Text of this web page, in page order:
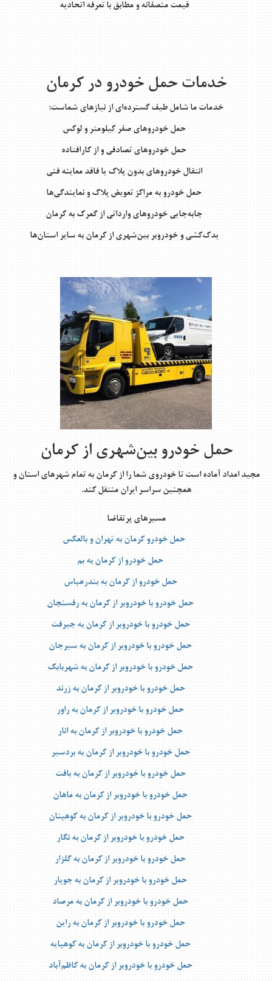
قیمت منصفانه و مطابق با تعرفه اتحادیه
خدمات حمل خودرو در کرمان
خدمات ما شامل طیف گسترده‌ای از نیازهای شماست:
حمل خودروهای صفر کیلومتر و لوکس
حمل خودروهای تصادفی و از کارافتاده
انتقال خودروهای بدون پلاک یا فاقد معاینه فنی
حمل خودرو به مراکز تعویض پلاک و نمایندگی‌ها
جابه‌جایی خودروهای وارداتی از گمرک به کرمان
یدک‌کشی و خودروبر بین‌شهری از کرمان به سایر استان‌ها
حمل خودرو بین‌شهری از کرمان
مجید امداد آماده است تا خودروی شما را از کرمان به تمام شهرهای استان و
همچنین سراسر ایران منتقل کند.
مسیرهای پرتقاضا
حمل خودرو کرمان به تهران و بالعکس
حمل خودرو از کرمان به بم
حمل خودرو از کرمان به بندرعباس
حمل خودرو با خودروبر از کرمان به رفسنجان
حمل خودرو با خودروبر از کرمان به جیرفت
حمل خودرو با خودروبر از کرمان به سیرجان
حمل خودرو با خودروبر از کرمان به شهربابک
حمل خودرو با خودروبر از کرمان به زرند
حمل خودرو با خودروبر از کرمان به راور
حمل خودرو با خودروبر از کرمان به انار
حمل خودرو با خودروبر از کرمان به بردسیر
حمل خودرو با خودروبر از کرمان به بافت
حمل خودرو با خودروبر از کرمان به ماهان
حمل خودرو با خودروبر از کرمان به کوهبنان
حمل خودرو با خودروبر از کرمان به نگار
حمل خودرو با خودروبر از کرمان به گلزار
حمل خودرو با خودروبر از کرمان به جوپار
حمل خودرو با خودروبر از کرمان به مرصاد
حمل خودرو با خودروبر از کرمان به راین
حمل خودرو با خودروبر از کرمان به کوهپایه
حمل خودرو با خودروبر از کرمان به کاظم‌آباد